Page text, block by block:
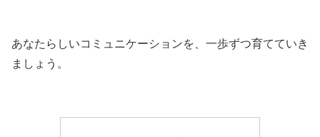
あなたらしいコミュニケーションを、一歩ずつ育てていき
ましょう。